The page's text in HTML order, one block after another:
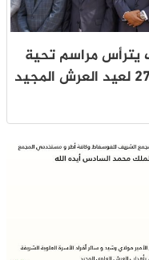
يترأس مراسم تحية